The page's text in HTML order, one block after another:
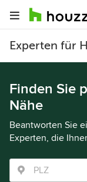
Experten für
Finden Sie
Nähe
Beantworten Sie
Experten, die